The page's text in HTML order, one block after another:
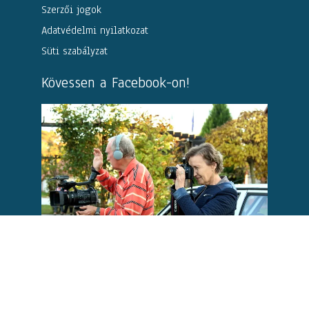
Szerzői jogok
Adatvédelmi nyilatkozat
Süti szabályzat
Kövessen a Facebook-on!